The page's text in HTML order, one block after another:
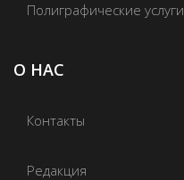
Полиграфические услуги
О НАС
Контакты
Редакция